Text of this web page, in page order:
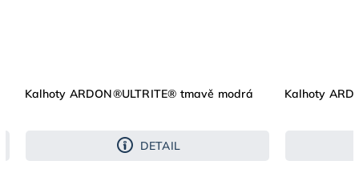
Kalhoty ARDON®ULTRITE® tmavě modrá
DETAIL
Kalhoty